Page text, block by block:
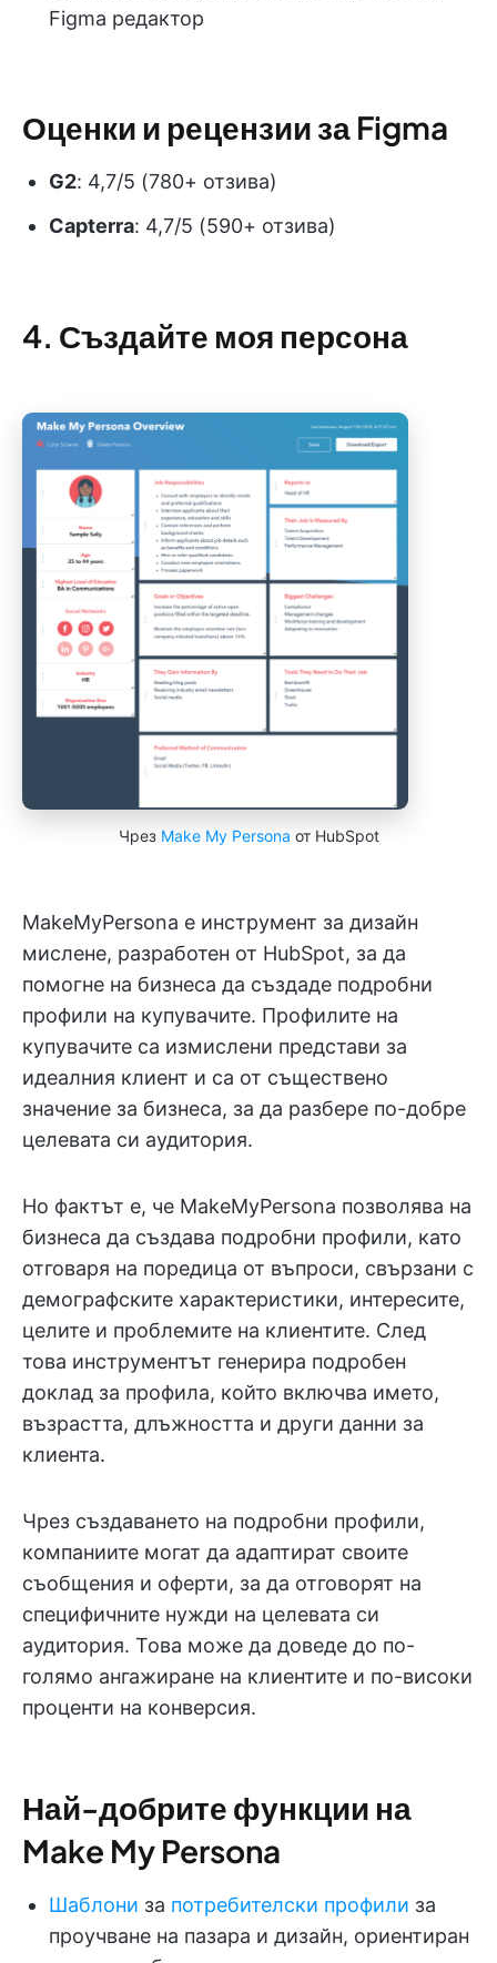
Figma редактор
Оценки и рецензии за Figma
G2: 4,7/5 (780+ отзива)
Capterra: 4,7/5 (590+ отзива)
4. Създайте моя персона
Чрез Make My Persona от HubSpot
MakeMyPersona е инструмент за дизайн
мислене, разработен от HubSpot, за да
помогне на бизнеса да създаде подробни
профили на купувачите. Профилите на
купувачите са измислени представи за
идеалния клиент и са от съществено
значение за бизнеса, за да разбере по-добре
целевата си аудитория.
Но фактът е, че MakeMyPersona позволява на
бизнеса да създава подробни профили, като
отговаря на поредица от въпроси, свързани с
демографските характеристики, интересите,
целите и проблемите на клиентите. След
това инструментът генерира подробен
доклад за профила, който включва името,
възрастта, длъжността и други данни за
клиента.
Чрез създаването на подробни профили,
компаниите могат да адаптират своите
съобщения и оферти, за да отговорят на
специфичните нужди на целевата си
аудитория. Това може да доведе до по-
голямо ангажиране на клиентите и по-високи
проценти на конверсия.
Най-добрите функции на
Make My Persona
Шаблони за потребителски профили за
проучване на пазара и дизайн, ориентиран